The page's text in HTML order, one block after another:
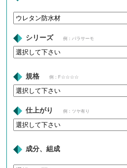
シリーズ 例：パラサーモ
規格 例：F☆☆☆☆
仕上がり 例：ツヤ有り
成分、組成